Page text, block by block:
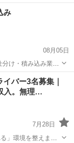
車の手配はご自身
ス代必要！！ 業務
み
08月05日
け・積み込み業務!
ト未経験者、しゅ
ロー体制で安心し
バー3名募集｜
入。無理…
7月28日
」環境を整えまし